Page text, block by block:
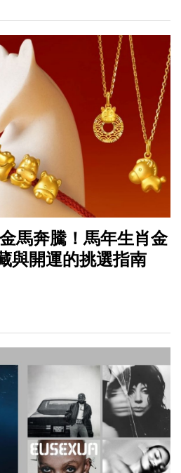
金馬奔騰！馬年生肖金
與開運的挑選指南